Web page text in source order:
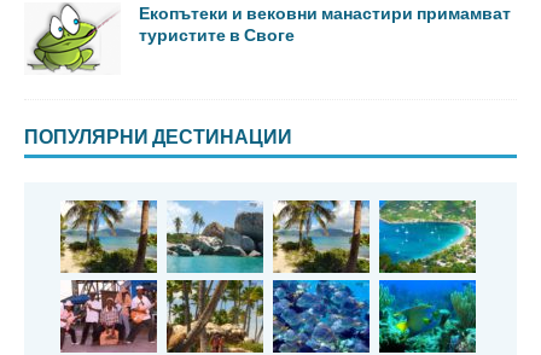
Екопътеки и вековни манастири примамват
туристите в Своге
ПОПУЛЯРНИ ДЕСТИНАЦИИ